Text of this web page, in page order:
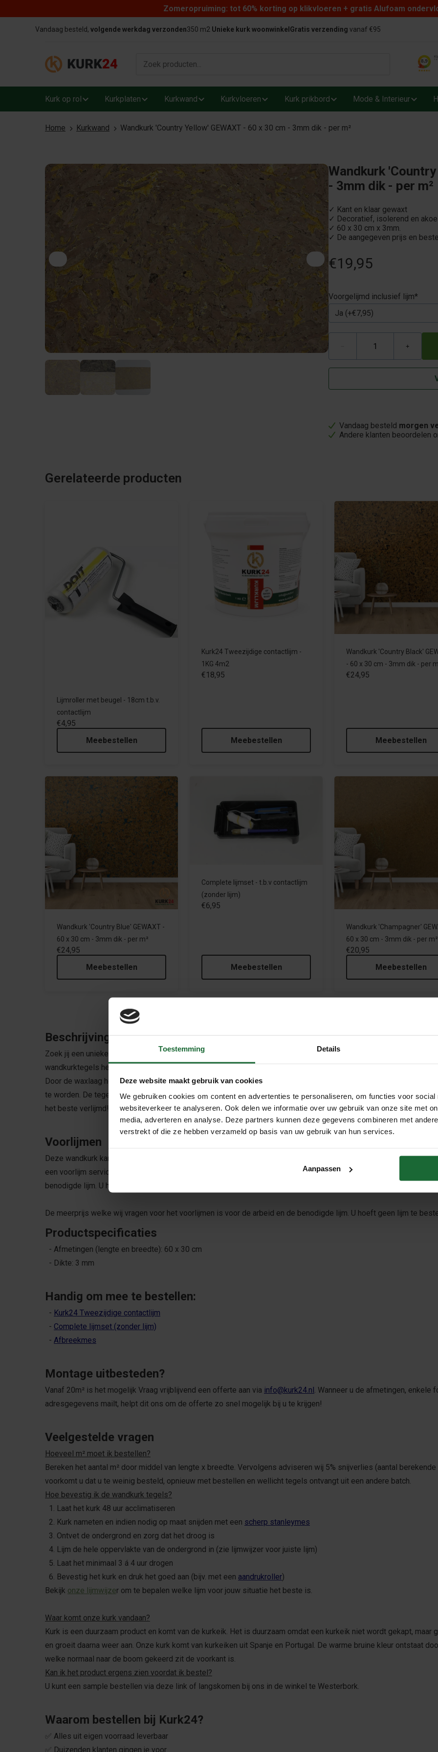
Toestemming Details
Deze website maakt gebruik van cookies
We gebruiken cookies om content en advertenties te personaliseren, om functies voor social
websiteverkeer te analyseren. Ook delen we informatie over uw gebruik van onze site met
media, adverteren en analyse. Deze partners kunnen deze gegevens combineren met
verstrekt of die ze hebben verzameld op basis van uw gebruik van hun services.
Aanpassen
Zomeropruiming: tot 60% korting op klikvloeren + gratis Alufoam
Vandaag besteld, volgende werkdag verzonden350 m2 Unieke kurk woonwinkel Gratis verzending vanaf €95
Kurk op rol Kurkplaten Kurkwand Kurkvloeren Kurk prikbord Mode & Interieur
Home Kurkwand Wandkurk 'Country Yellow' GEWAXT - 60 x 30 cm - 3mm dik - per m²
Wandkurk
- 3mm dik - per m²
✓ Kant en klaar gewaxt
✓ Decoratief, isolerend en
✓ 60 x 30 cm x 3mm.
✓ De aangegeven prijs en
€19,95
Voorgelijmd inclusief lijm*
+
Vandaag besteld morgen
Andere klanten beoordelen
Gerelateerde producten
Lijmroller met beugel - 18cm t.b.v.
contactlijm
€4,95
Meebestellen
Kurk24 Tweezijdige contactlijm -
1KG 4m2
€18,95
Meebestellen
Wandkurk 'Country Black'
- 60 x 30 cm - 3mm dik - per
€24,95
Meebestellen
Wandkurk 'Country Blue' GEWAXT -
60 x 30 cm - 3mm dik - per m²
€24,95
Meebestellen
Complete lijmset - t.b.v contactlijm
(zonder lijm)
€6,95
Meebestellen
Wandkurk 'Champagner'
60 x 30 cm - 3mm dik - per m²
€20,95
Meebestellen
Beschrijving
Zoek jij een unieke, duurzame en stijlvolle wandbekleding? Bekijk van onze Country collectie, waarbij de kurk
wandkurktegels hebben een gele achterzijde.
Door de waxlaag hoeven de tegels niet meer gelakt te worden en zijn de makkelijk schoon te houden. De kurk is
te worden. De tegels sluiten mooi op elkaar aan en zijn hierdoor zeer geschikt om een complete wand om te
het beste verlijmd!
Voorlijmen
Deze wandkurk kan worden verlijmd met tweezijdige contactlijm. Bij gebruik van deze lijm dient zowel de
een voorlijm service aan zodat u zelf enkel de wand nog in de lijm hoeft te zetten. De meerprijs welke wij vragen
benodigde lijm. U hoeft dus niks meer mee te bestellen
De meerprijs welke wij vragen voor het voorlijmen is voor de arbeid en de benodigde lijm. U hoeft geen lijm te
Productspecificaties
- Afmetingen (lengte en breedte): 60 x 30 cm
- Dikte: 3 mm
Handig om mee te bestellen:
- Kurk24 Tweezijdige contactlijm
- Complete lijmset (zonder lijm)
- Afbreekmes
Montage uitbesteden?
Vanaf 20m² is het mogelijk Vraag vrijblijvend een offerte aan via info@kurk24.nl. Wanneer u de afmetingen, enkele
adresgegevens mailt, helpt dit ons om de offerte zo snel mogelijk bij u te krijgen!
Veelgestelde vragen
Hoeveel m² moet ik bestellen?
Bereken het aantal m² door middel van lengte x breedte. Vervolgens adviseren wij 5% snijverlies (aantal
voorkomt u dat u te weinig besteld, opnieuw met bestellen en wellicht tegels ontvangt uit een andere batch.
Hoe bevestig ik de wandkurk tegels?
1. Laat het kurk 48 uur acclimatiseren
2. Kurk nameten en indien nodig op maat snijden met een scherp stanleymes
3. Ontvet de ondergrond en zorg dat het droog is
4. Lijm de hele oppervlakte van de ondergrond in (zie lijmwijzer voor juiste lijm)
5. Laat het minimaal 3 á 4 uur drogen
6. Bevestig het kurk en druk het goed aan (bijv. met een aandrukroller)
Bekijk onze lijmwijzer om te bepalen welke lijm voor jouw situatie het beste is.
Waar komt onze kurk vandaan?
Kurk is een duurzaam product en komt van de kurkeik. Het is duurzaam omdat een kurkeik niet wordt gekapt,
en groeit daarna weer aan. Onze kurk komt van kurkeiken uit Spanje en Portugal. De warme bruine kleur ontstaat
welke normaal naar de boom gekeerd zit de voorkant is.
Kan ik het product ergens zien voordat ik bestel?
U kunt een sample bestellen via deze link of langskomen bij ons in de winkel te Westerbork.
Waarom bestellen bij Kurk24?
✅ Alles uit eigen voorraad leverbaar
✅ Duizenden klanten gingen je voor